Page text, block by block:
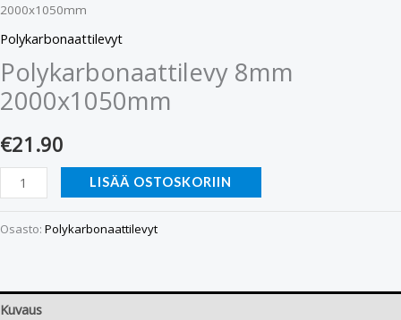
2000x1050mm
Polykarbonaattilevyt
Polykarbonaattilevy 8mm
2000x1050mm
€21.90
LISÄÄ OSTOSKORIIN
Osasto: Polykarbonaattilevyt
Kuvaus